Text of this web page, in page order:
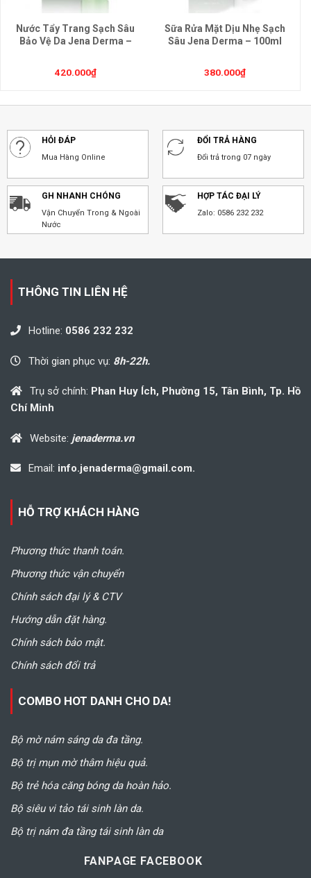
Nước Tẩy Trang Sạch Sâu
Bảo Vệ Da Jena Derma –
420.000₫
Sữa Rửa Mặt Dịu Nhẹ Sạch
Sâu Jena Derma – 100ml
380.000₫
HỎI ĐÁP
Mua Hàng Online
ĐỔI TRẢ HÀNG
Đổi trả trong 07 ngày
GH NHANH CHÓNG
Vận Chuyển Trong & Ngoài
Nước
HỢP TÁC ĐẠI LÝ
Zalo: 0586 232 232
THÔNG TIN LIÊN HỆ
Hotline: 0586 232 232
Thời gian phục vụ: 8h-22h.
Trụ sở chính: Phan Huy Ích, Phường 15, Tân Bình, Tp. Hồ
Chí Minh
Website: jenaderma.vn
Email: info.jenaderma@gmail.com.
HỖ TRỢ KHÁCH HÀNG
Phương thức thanh toán.
Phương thức vận chuyển
Chính sách đại lý & CTV
Hướng dẫn đặt hàng.
Chính sách bảo mật.
Chính sách đổi trả
COMBO HOT DANH CHO DA!
Bộ mờ nám sáng da đa tầng.
Bộ trị mụn mờ thâm hiệu quả.
Bộ trẻ hóa căng bóng da hoàn hảo.
Bộ siêu vi tảo tái sinh làn da.
Bộ trị nám đa tầng tái sinh làn da
FANPAGE FACEBOOK